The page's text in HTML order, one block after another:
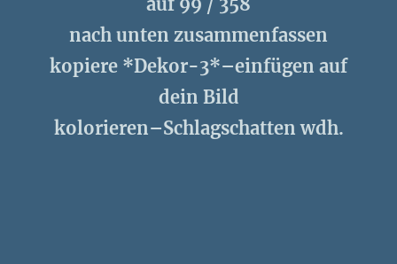
nach unten zusammenfassen
kopiere *Dekor-3*–einfügen auf
dein Bild
kolorieren–Schlagschatten wdh.